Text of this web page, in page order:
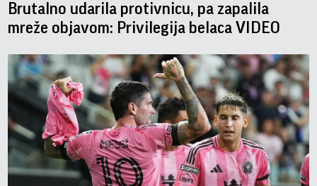
Brutalno udarila protivnicu, pa zapalila
mreže objavom: Privilegija belaca VIDEO